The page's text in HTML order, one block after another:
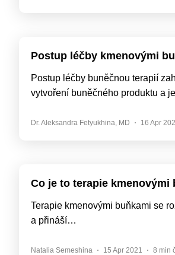
Postup léčby kmenovými
Postup léčby buněčnou terapií
vytvoření buněčného produktu a
Dr. Aleksandra Fetyukhina, MD 16 Apr
Co je to terapie kmenovými
Terapie kmenovými buňkami se
a přináší…
Natalia Semeshina 15 Apr 2021 8 min